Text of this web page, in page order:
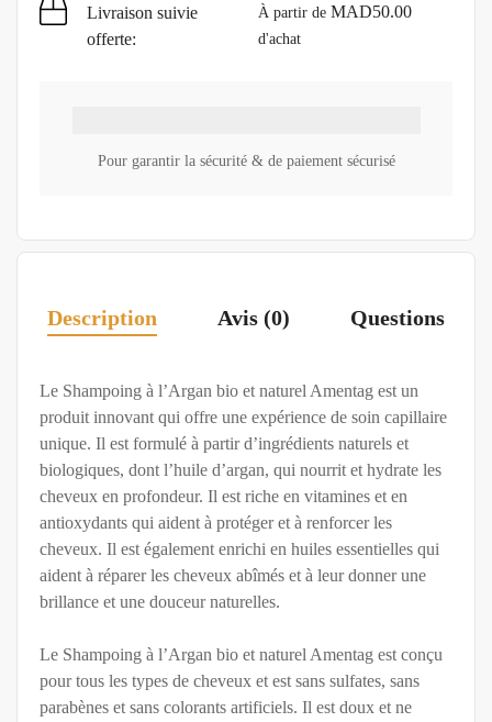
Livraison suivie
offerte:
À partir de MAD50.00
d'achat
Pour garantir la sécurité & de paiement sécurisé
Description Avis (0) Questions
Le Shampoing à l’Argan bio et naturel Amentag est un
produit innovant qui offre une expérience de soin capillaire
unique. Il est formulé à partir d’ingrédients naturels et
biologiques, dont l’huile d’argan, qui nourrit et hydrate les
cheveux en profondeur. Il est riche en vitamines et en
antioxydants qui aident à protéger et à renforcer les
cheveux. Il est également enrichi en huiles essentielles qui
aident à réparer les cheveux abîmés et à leur donner une
brillance et une douceur naturelles.
Le Shampoing à l’Argan bio et naturel Amentag est conçu
pour tous les types de cheveux et est sans sulfates, sans
parabènes et sans colorants artificiels. Il est doux et ne